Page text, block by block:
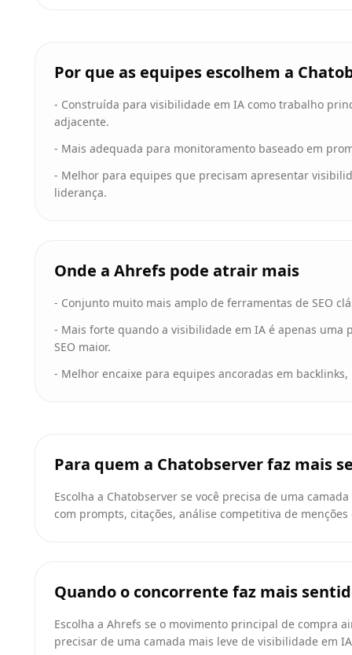
Por que as equipes escolhem a
- Construída para visibilidade em IA como trabalho
adjacente.
- Mais adequada para monitoramento baseado em
- Melhor para equipes que precisam apresentar
liderança.
Onde a Ahrefs pode atrair mais
- Conjunto muito mais amplo de ferramentas de SEO
- Mais forte quando a visibilidade em IA é apenas uma
SEO maior.
- Melhor encaixe para equipes ancoradas em
Para quem a Chatobserver faz mais
Escolha a Chatobserver se você precisa de uma
com prompts, citações, análise competitiva de
Quando o concorrente faz mais
Escolha a Ahrefs se o movimento principal de compra
precisar de uma camada mais leve de visibilidade em